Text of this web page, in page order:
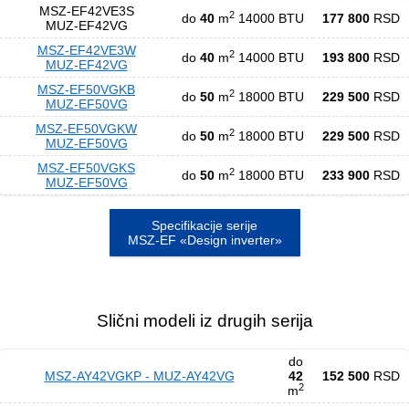
MSZ-EF42VE3S
MUZ-EF42VG
do 40 m2 14000 BTU 177 800 RSD
MSZ-EF42VE3W
MUZ-EF42VG
do 40 m2 14000 BTU 193 800 RSD
MSZ-EF50VGKB
MUZ-EF50VG
do 50 m2 18000 BTU 229 500 RSD
MSZ-EF50VGKW
MUZ-EF50VG
do 50 m2 18000 BTU 229 500 RSD
MSZ-EF50VGKS
MUZ-EF50VG
do 50 m2 18000 BTU 233 900 RSD
Specifikacije serije
MSZ-EF «Design inverter»
Slični modeli iz drugih serija
MSZ-AY42VGKP - MUZ-AY42VG
do
42
m2
152 500 RSD